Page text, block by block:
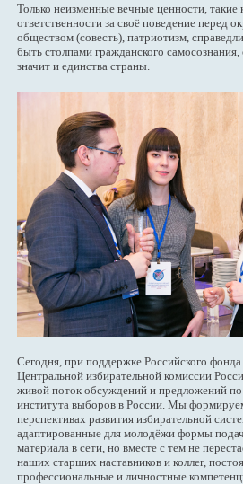
Только неизменные вечные ценности, такие
ответственности за своё поведение
обществом (совесть), патриотизм,
быть столпами гражданского самосознания,
значит и единства страны.
Сегодня, при поддержке Российского
Центральной избирательной комиссии
живой поток обсуждений и предложений
института выборов в России. Мы
перспективах развития избирательной
адаптированные для молодёжи формы
материала в сети, но вместе с тем не
наших старших наставников и коллег,
профессиональные и личностные